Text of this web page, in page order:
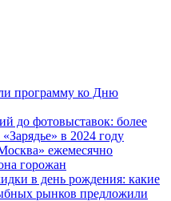
программу ко Дню
до фотовыставок: более
в 2024 году
ежемесячно
горожан
в день рождения: какие
рынков предложили